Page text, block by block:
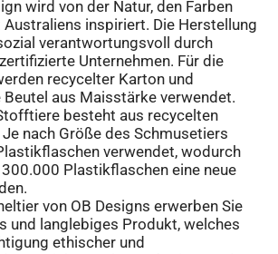
wird von der Natur, den Farben
inspiriert. Die Herstellung
verantwortungsvoll durch
Unternehmen. Für die
recycelter Karton und
aus Maisstärke verwendet.
besteht aus recycelten
nach Größe des Schmusetiers
verwendet, wodurch
Plastikflaschen eine neue
von OB Designs erwerben Sie
und langlebiges Produkt, welches
ethischer und